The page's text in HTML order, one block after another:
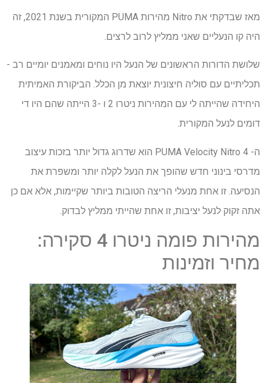
מאז שבדקתי את Nitro מהירות PUMA המקורית בשנת 2021, זה
היה קו הנעליים שאני ממליץ לרוב לרצים.
שלושת הדורות הראשונים של הנעל היו נוחים ומאמנים יומיים רב -
תכליתיים עם סוליה חיצונית יוצאת מן הכלל. הביקורת האמיתית
היחידה שהייתה לי עם המהירות ניטרו 2 ו -3 הייתה שהם היו די
דומים לנעל המקורית.
ה- PUMA Velocity Nitro 4 הוא שדרוג גדול יותר בזכות עיצוב
מדרסי בינוני חדש שהופך את הנעל לקלה יותר ומשפרת את
הנסיעה. זו אחת מנעלי הריצה הטובות ביותר שקיימות, אלא אם כן
אתה זקוק לנעל יציבות, זו אחת שהייתי ממליץ לבדוק.
מהירות פומה ניטרו 4 סקירה:
מחיר וזמינות